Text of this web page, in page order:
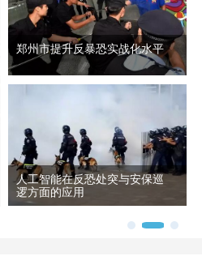
郑州市提升反暴恐实战化水平
人工智能在反恐处突与安保巡
逻方面的应用